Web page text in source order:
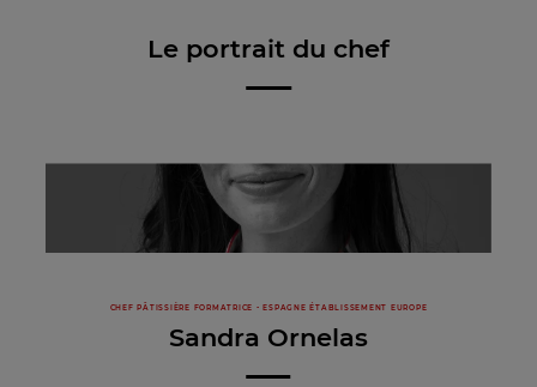
Le portrait du chef
CHEF PÂTISSIÈRE FORMATRICE - ESPAGNE ÉTABLISSEMENT EUROPE
Sandra Ornelas